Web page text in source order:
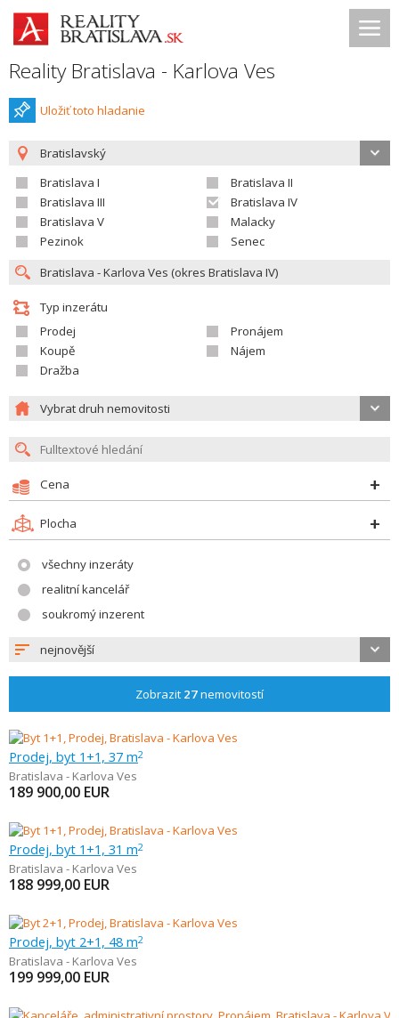
Reality Bratislava - Karlova Ves
Uložiť toto hladanie
Bratislavský
Bratislava I
Bratislava II
Bratislava III
Bratislava IV
Bratislava V
Malacky
Pezinok
Senec
Typ inzerátu
Prodej
Pronájem
Koupě
Nájem
Dražba
Vybrat druh nemovitosti
Cena
Plocha
všechny inzeráty
realitní kancelář
soukromý inzerent
nejnovější
Zobrazit 27nemovitostí
Prodej, byt 1+1, 37 m2
Bratislava - Karlova Ves
189 900,00 EUR
Prodej, byt 1+1, 31 m2
Bratislava - Karlova Ves
188 999,00 EUR
Prodej, byt 2+1, 48 m2
Bratislava - Karlova Ves
199 999,00 EUR